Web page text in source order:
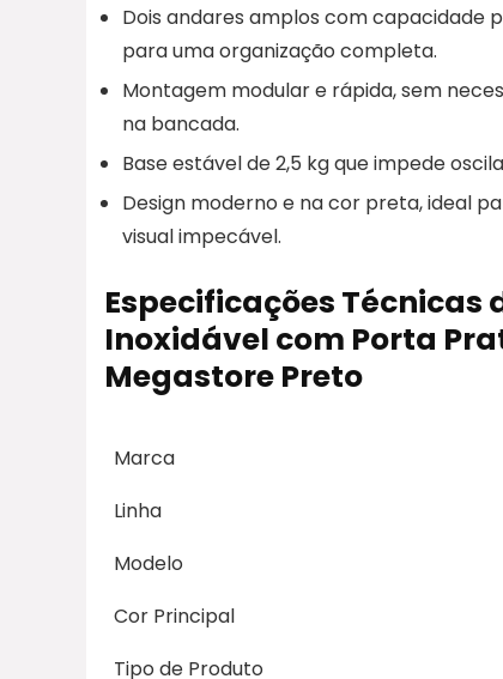
Dois andares amplos com capacidade
para uma organização completa.
Montagem modular e rápida, sem
na bancada.
Base estável de 2,5 kg que impede
Design moderno e na cor preta, ideal
visual impecável.
Especificações Técnicas
Inoxidável com Porta
Megastore Preto
Marca
Linha
Modelo
Cor Principal
Tipo de Produto